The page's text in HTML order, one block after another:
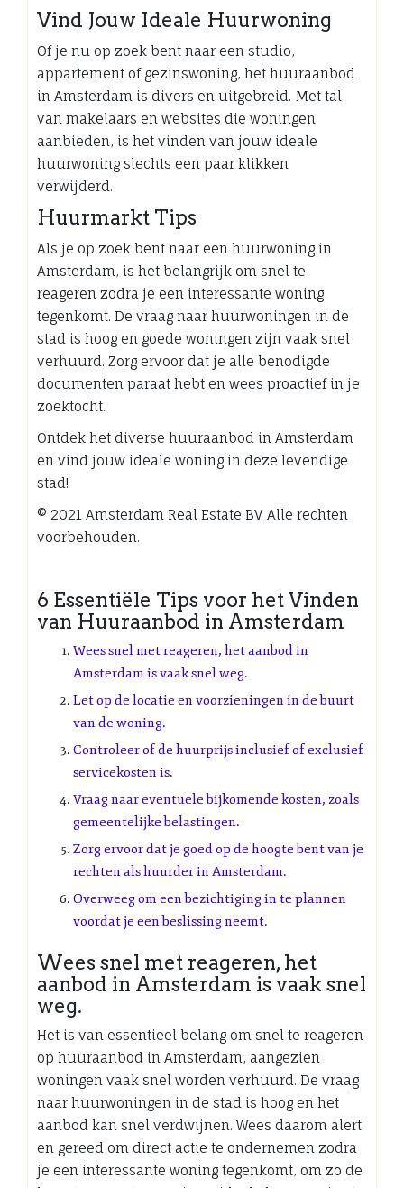
Vind Jouw Ideale Huurwoning
Of je nu op zoek bent naar een studio,
appartement of gezinswoning, het huuraanbod
in Amsterdam is divers en uitgebreid. Met tal
van makelaars en websites die woningen
aanbieden, is het vinden van jouw ideale
huurwoning slechts een paar klikken
verwijderd.
Huurmarkt Tips
Als je op zoek bent naar een huurwoning in
Amsterdam, is het belangrijk om snel te
reageren zodra je een interessante woning
tegenkomt. De vraag naar huurwoningen in de
stad is hoog en goede woningen zijn vaak snel
verhuurd. Zorg ervoor dat je alle benodigde
documenten paraat hebt en wees proactief in je
zoektocht.
Ontdek het diverse huuraanbod in Amsterdam
en vind jouw ideale woning in deze levendige
stad!
© 2021 Amsterdam Real Estate BV. Alle rechten
voorbehouden.
6 Essentiële Tips voor het Vinden
van Huuraanbod in Amsterdam
Wees snel met reageren, het aanbod in
Amsterdam is vaak snel weg.
Let op de locatie en voorzieningen in de buurt
van de woning.
Controleer of de huurprijs inclusief of exclusief
servicekosten is.
Vraag naar eventuele bijkomende kosten, zoals
gemeentelijke belastingen.
Zorg ervoor dat je goed op de hoogte bent van je
rechten als huurder in Amsterdam.
Overweeg om een bezichtiging in te plannen
voordat je een beslissing neemt.
Wees snel met reageren, het
aanbod in Amsterdam is vaak snel
weg.
Het is van essentieel belang om snel te reageren
op huuraanbod in Amsterdam, aangezien
woningen vaak snel worden verhuurd. De vraag
naar huurwoningen in de stad is hoog en het
aanbod kan snel verdwijnen. Wees daarom alert
en gereed om direct actie te ondernemen zodra
je een interessante woning tegenkomt, om zo de